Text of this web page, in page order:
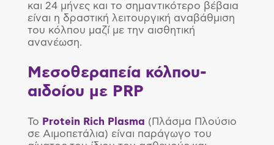
και 24 μήνες και το σημαντικότερο βέβαια
είναι η δραστική λειτουργική αναβάθμιση
του κόλπου μαζί με την αισθητική
ανανέωση.
Μεσοθεραπεία κόλπου-
αιδοίου με PRP
Το Protein Rich Plasma (Πλάσμα Πλούσιο
σε Αιμοπετάλια) είναι παράγωγο του